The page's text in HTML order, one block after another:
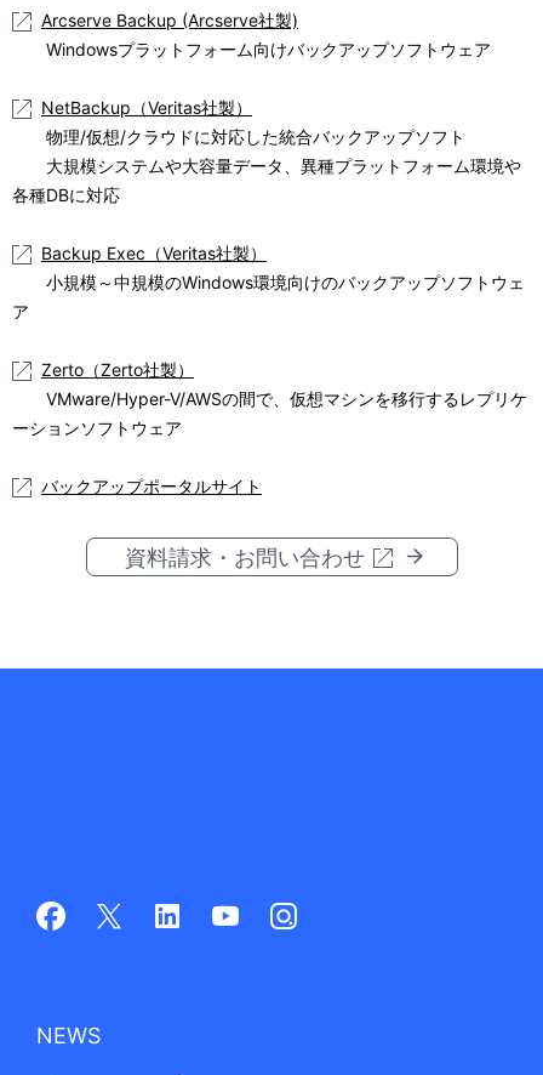
Arcserve Backup (Arcserve社製)
Windowsプラットフォーム向けバックアップソフトウェア
NetBackup（Veritas社製）
物理/仮想/クラウドに対応した統合バックアップソフト
大規模システムや大容量データ、異種プラットフォーム環境や
各種DBに対応
Backup Exec（Veritas社製）
小規模～中規模のWindows環境向けのバックアップソフトウェ
ア
Zerto（Zerto社製）
VMware/Hyper-V/AWSの間で、仮想マシンを移行するレプリケ
ーションソフトウェア
バックアップポータルサイト
資料請求・お問い合わせ
NEWS